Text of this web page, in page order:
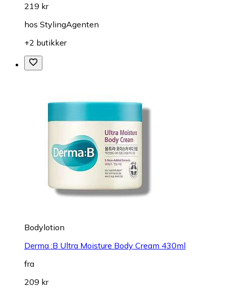
219 kr
hos StylingAgenten
+2 butikker
Bodylotion
Derma :B Ultra Moisture Body Cream 430ml
fra
209 kr